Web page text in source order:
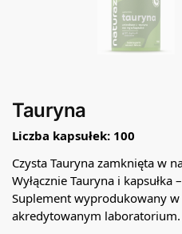
Tauryna
Liczba kapsułek: 100
Czysta Tauryna zamknięta w
Wyłącznie Tauryna i
Suplement wyprodukowany
akredytowanym laboratorium.